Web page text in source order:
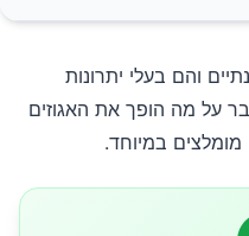
מומלצים במיוחד.